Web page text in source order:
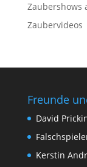
Zaubershows
Zaubervideos
Freunde
David
Kerstin